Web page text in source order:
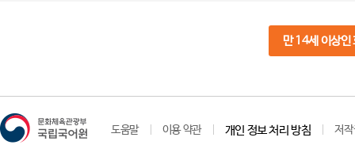
만 14세 이상인
도움말 이용 약관 개인 정보 처리 방침 저